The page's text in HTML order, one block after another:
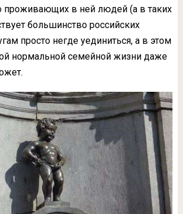
проживающих в ней людей (а в таких
большинство российских
просто негде уединиться, а в этом
нормальной семейной жизни даже